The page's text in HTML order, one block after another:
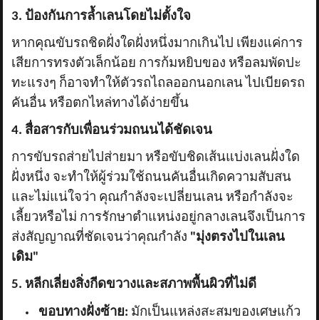
3. ป้องกันการล้ำเลนโดยไม่ตั้งใจ
หากคุณขับรถชิดฝั่งใดฝั่งหนึ่งมากเกินไป เพียงแค่การ
เสียการทรงตัวเล็กน้อย การก้มหยิบของ หรือลมพัดปะ
ทะแรงๆ ก็อาจทำให้ตัวรถไถลออกนอกเลน ไปเบียดรถ
คันอื่น หรือตกไหล่ทางได้ง่ายขึ้น
4. สื่อสารกับเพื่อนร่วมถนนได้ชัดเจน
การขับรถส่ายไปส่ายมา หรือขับชิดเส้นแบ่งเลนฝั่งใด
ฝั่งหนึ่ง จะทำให้ผู้ร่วมใช้ถนนคันอื่นเกิดความสับสน
และไม่แน่ใจว่า คุณกำลังจะเปลี่ยนเลน หรือกำลังจะ
เลี้ยวหรือไม่ การรักษาตำแหน่งอยู่กลางเลนจึงเป็นการ
ส่งสัญญาณที่ชัดเจนว่าคุณกำลัง "มุ่งตรงไปในเลน
เดิม"
5. หลีกเลี่ยงสิ่งกีดขวางและสภาพพื้นผิวที่ไม่ดี
ขอบทางฝั่งซ้าย: มักเป็นแหล่งสะสมของเศษแก้ว